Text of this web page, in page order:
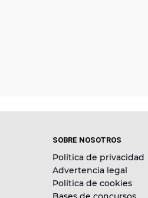
SOBRE NOSOTROS
Política de privacidad
Advertencia legal
Política de cookies